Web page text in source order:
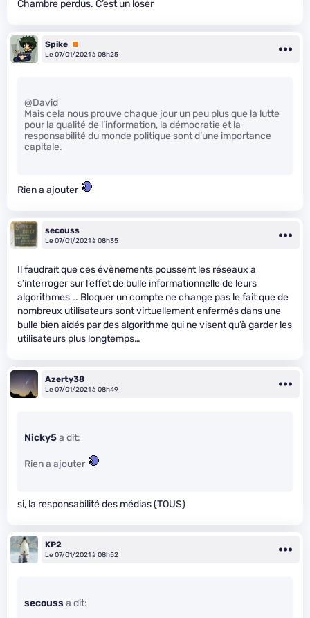
Chambre perdus. C’est un loser
Spike Premium
Le 07/01/2021 à 08h25
@David
Mais cela nous prouve chaque jour un peu plus que la lutte
pour la qualité de l’information, la démocratie et la
responsabilité du monde politique sont d’une importance
capitale.
Rien a ajouter
secouss
Le 07/01/2021 à 08h35
Il faudrait que ces évènements poussent les réseaux a
s’interroger sur l’effet de bulle informationnelle de leurs
algorithmes … Bloquer un compte ne change pas le fait que de
nombreux utilisateurs sont virtuellement enfermés dans une
bulle bien aidés par des algorithme qui ne visent qu’à garder les
utilisateurs plus longtemps…
Azerty38
Le 07/01/2021 à 08h49
Nicky5a dit:
Rien a ajouter
si, la responsabilité des médias (TOUS)
KP2
Le 07/01/2021 à 08h52
secouss a dit: